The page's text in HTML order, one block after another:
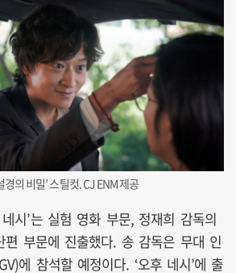
경의 비밀’ 스틸컷. CJ ENM 제공
시’는 실험 영화 부문, 정재희 감독의
편 부문에 진출했다. 송 감독은 무대 인
에 참석할 예정이다. ‘오후 네시’에 출